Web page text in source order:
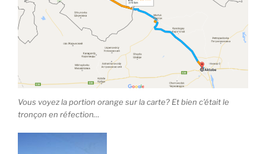
Vous voyez la portion orange sur la carte? Et bien c’était le
tronçon en réfection…